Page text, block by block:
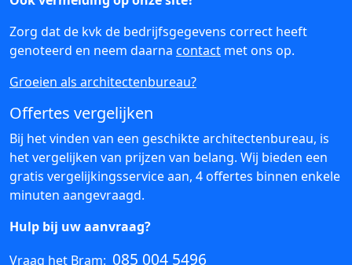
Zorg dat de kvk de bedrijfsgegevens correct heeft
genoteerd en neem daarna contact met ons op.
Groeien als architectenbureau?
Offertes vergelijken
Bij het vinden van een geschikte architectenbureau, is
het vergelijken van prijzen van belang. Wij bieden een
gratis vergelijkingsservice aan, 4 offertes binnen enkele
minuten aangevraagd.
Hulp bij uw aanvraag?
Vraag het Bram: 085 004 5496